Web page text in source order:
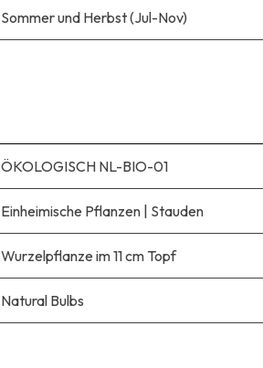
Sommer und Herbst (Jul-Nov)
ÖKOLOGISCH NL-BIO-01
Einheimische Pflanzen | Stauden
Wurzelpflanze im 11 cm Topf
Natural Bulbs